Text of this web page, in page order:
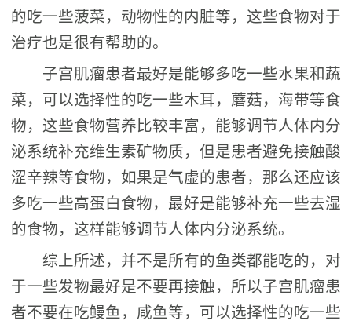
的吃一些菠菜，动物性的内脏等，这些食物对于
治疗也是很有帮助的。
子宫肌瘤患者最好是能够多吃一些水果和蔬
菜，可以选择性的吃一些木耳，蘑菇，海带等食
物，这些食物营养比较丰富，能够调节人体内分
泌系统补充维生素矿物质，但是患者避免接触酸
涩辛辣等食物，如果是气虚的患者，那么还应该
多吃一些高蛋白食物，最好是能够补充一些去湿
的食物，这样能够调节人体内分泌系统。
综上所述，并不是所有的鱼类都能吃的，对
于一些发物最好是不要再接触，所以子宫肌瘤患
者不要在吃鳗鱼，咸鱼等，可以选择性的吃一些